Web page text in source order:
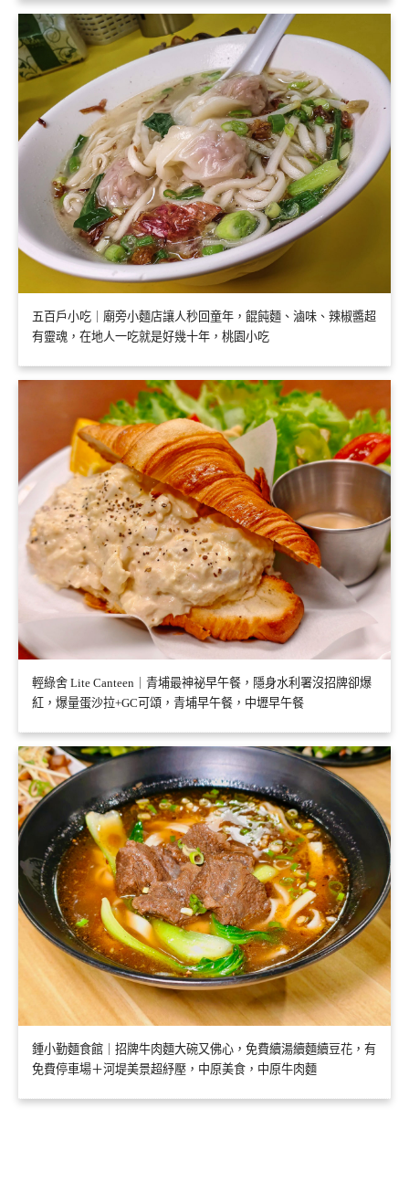
五百戶小吃｜廟旁小麵店讓人秒回童年，餛飩麵、滷味、辣椒醬超
有靈魂，在地人一吃就是好幾十年，桃園小吃
輕綠舍 Lite Canteen｜青埔最神祕早午餐，隱身水利署沒招牌卻爆
紅，爆量蛋沙拉+GC可頌，青埔早午餐，中壢早午餐
鍾小勤麵食館｜招牌牛肉麵大碗又佛心，免費續湯續麵續豆花，有
免費停車場＋河堤美景超紓壓，中原美食，中原牛肉麵